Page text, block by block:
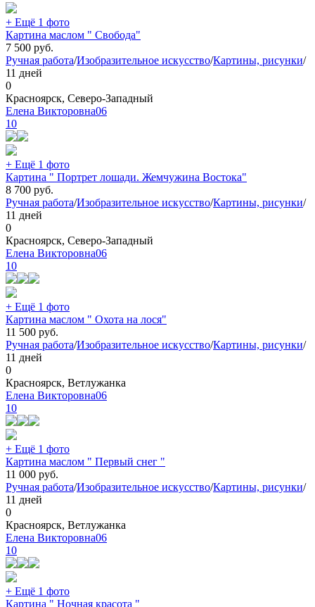
+ Ещё 1 фото
Картина маслом " Свобода"
7 500 руб.
Ручная работа/Изобразительное искусство/Картины, рисунки/
11 дней
0
Красноярск, Северо-Западный
Елена Викторовна06
10
+ Ещё 1 фото
Картина " Портрет лошади. Жемчужина Востока"
8 700 руб.
Ручная работа/Изобразительное искусство/Картины, рисунки/
11 дней
0
Красноярск, Северо-Западный
Елена Викторовна06
10
+ Ещё 1 фото
Картина маслом " Охота на лося"
11 500 руб.
Ручная работа/Изобразительное искусство/Картины, рисунки/
11 дней
0
Красноярск, Ветлужанка
Елена Викторовна06
10
+ Ещё 1 фото
Картина маслом " Первый снег "
11 000 руб.
Ручная работа/Изобразительное искусство/Картины, рисунки/
11 дней
0
Красноярск, Ветлужанка
Елена Викторовна06
10
+ Ещё 1 фото
Картина " Ночная красота "